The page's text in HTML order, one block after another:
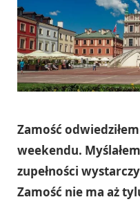
Zamość
weekendu.
zupełności
Zamość nie ma aż